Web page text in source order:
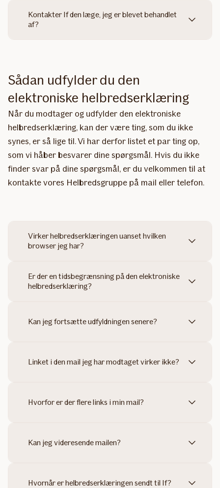
Kontakter If den læge, jeg er blevet behandlet
af?
Sådan udfylder du den
elektroniske helbredserklæring
Når du modtager og udfylder den elektroniske
helbredserklæring, kan der være ting, som du ikke
synes, er så lige til. Vi har derfor listet et par ting op,
som vi håber besvarer dine spørgsmål. Hvis du ikke
finder svar på dine spørgsmål, er du velkommen til at
kontakte vores Helbredsgruppe på mail eller telefon.
Virker helbredserklæringen uanset hvilken
browser jeg har?
Er der en tidsbegrænsning på den elektroniske
helbredserklæring?
Kan jeg fortsætte udfyldningen senere?
Linket i den mail jeg har modtaget virker ikke?
Hvorfor er der flere links i min mail?
Kan jeg videresende mailen?
Hvornår er helbredserklæringen sendt til If?